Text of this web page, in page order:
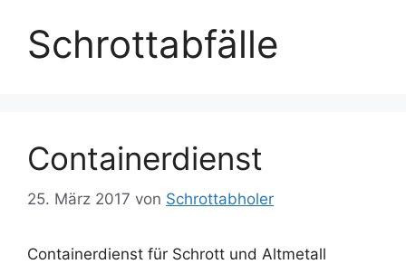
Schrottabfälle
Containerdienst
25. März 2017 von Schrottabholer
Containerdienst für Schrott und Altmetall